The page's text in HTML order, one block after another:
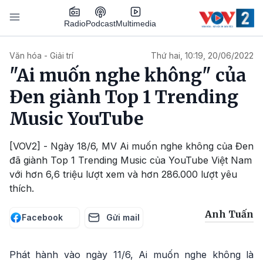
Nhảy đến nội dung
RadioPodcastMultimedia
Văn hóa - Giải trí Thứ hai, 10:19, 20/06/2022
"Ai muốn nghe không" của
Đen giành Top 1 Trending
Music YouTube
[VOV2] - Ngày 18/6, MV Ai muốn nghe không của Đen
đã giành Top 1 Trending Music của YouTube Việt Nam
với hơn 6,6 triệu lượt xem và hơn 286.000 lượt yêu
thích.
Facebook Gửi mail Anh Tuấn
Phát hành vào ngày 11/6, Ai muốn nghe không là